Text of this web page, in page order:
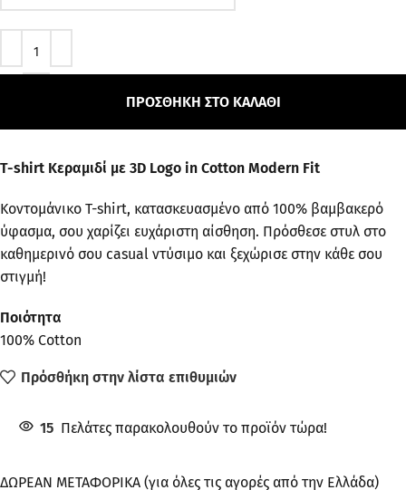
ΠΡΟΣΘΉΚΗ ΣΤΟ ΚΑΛΆΘΙ
T-shirt Κεραμιδί με 3D Logo in Cotton Modern Fit
Κοντομάνικο T-shirt, κατασκευασμένο από 100% βαμβακερό
ύφασμα, σου χαρίζει ευχάριστη αίσθηση. Πρόσθεσε στυλ στο
καθημερινό σου casual ντύσιμο και ξεχώρισε στην κάθε σου
στιγμή!
Ποιότητα
100% Cotton
Πρόσθήκη στην λίστα επιθυμιών
15 Πελάτες παρακολουθούν το προϊόν τώρα!
ΔΩΡΕΑΝ ΜΕΤΑΦΟΡΙΚΑ (για όλες τις αγορές από την Ελλάδα)